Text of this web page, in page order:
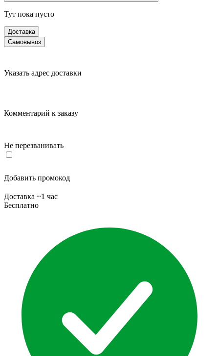
Тут пока пусто
Доставка
Самовывоз
Указать адрес доставки
Комментарий к заказу
Не перезванивать
Добавить промокод
Доставка ~1 час
Бесплатно